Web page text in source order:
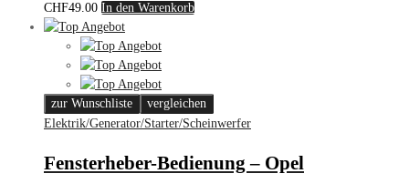
CHF49.00 In den Warenkorb
zur Wunschliste
vergleichen
Elektrik/Generator/Starter/Scheinwerfer
Fensterheber-Bedienung – Opel